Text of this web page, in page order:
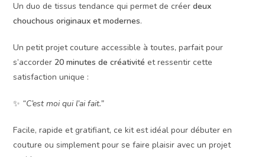
Un duo de tissus tendance qui permet de créerdeux
chouchous originaux et modernes.
Un petit projet couture accessible à toutes, parfait pour
s’accorder 20 minutes de créativité et ressentir cette
satisfaction unique :
✨ “C’est moi qui l’ai fait.”
Facile, rapide et gratifiant, ce kit est idéal pour débuter en
couture ou simplement pour se faire plaisir avec un projet